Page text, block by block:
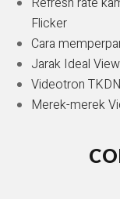
Flicker
Cara
Jarak Ideal
Videotron
Merek-merek